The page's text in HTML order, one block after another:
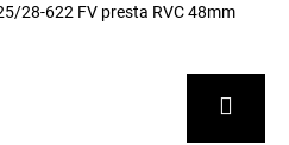
28-622 FV presta RVC 48mm